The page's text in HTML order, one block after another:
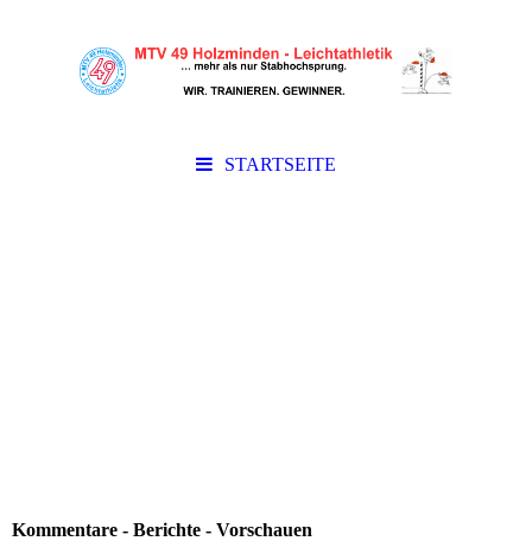
STARTSEITE
Kommentare - Berichte - Vorschauen